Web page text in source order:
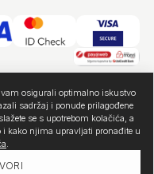
osigurali optimalno iskustvo
sadržaj i ponude prilagođene
se s upotrebom kolačića, a
kako njima upravljati pronađite u